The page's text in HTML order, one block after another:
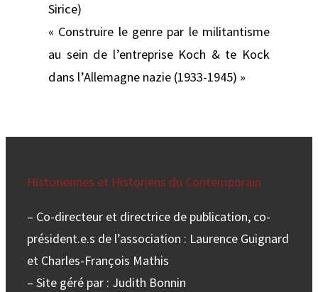
Sirice)
« Construire le genre par le militantisme
au sein de l’entreprise Koch & te Kock
dans l’Allemagne nazie (1933-1945) »
Historiennes et Historiens du Contemporain
– Co-directeur et directrice de publication, co-
président.e.s de l’association : Laurence Guignard
et Charles-François Mathis
– Site géré par : Judith Bonnin